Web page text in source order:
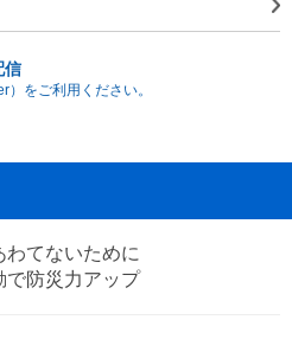
信
をご利用ください。
わてないために
で防災力アップ